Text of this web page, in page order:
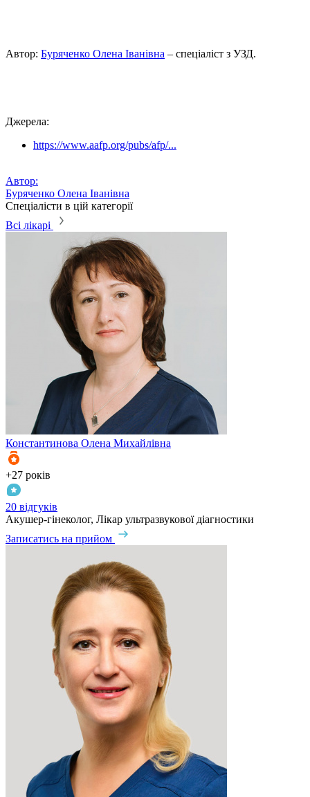
Автор: Буряченко Олена Іванівна – спеціаліст з УЗД.
Джерела:
https://www.aafp.org/pubs/afp/...
Автор:
Буряченко Олена Іванівна
Спеціалісти в цій категорії
Всі лікарі
Константинова Олена Михайлівна
+27 років
20 відгуків
Акушер-гінеколог, Лікар ультразвукової діагностики
Записатись на прийом